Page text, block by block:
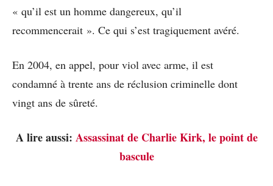
« qu’il est un homme dangereux, qu’il
recommencerait ». Ce qui s’est tragiquement avéré.
En 2004, en appel, pour viol avec arme, il est
condamné à trente ans de réclusion criminelle dont
vingt ans de sûreté.
A lire aussi: Assassinat de Charlie Kirk, le point de
bascule